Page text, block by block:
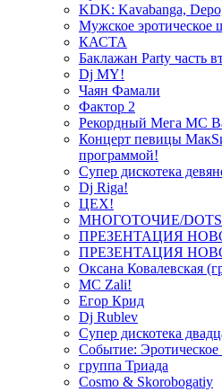
KDK: Kavabanga,
Мужское
КАСТА
Баклажан Party часть
Dj MY!
Чаян Фамали
Фактор 2
Рекордный Мега МС
Концерт певицы
программой!
Супер дискотека
Dj Riga!
ЦЕХ!
МНОГОТОЧИЕ/
ПРЕЗЕНТАЦИЯ
ПРЕЗЕНТАЦИЯ
Оксана Ковалевская
MC Zali!
Егор Крид
Dj Rublev
Супер дискотека
Событие:
группа Триада
Cosmo & Skorobogatiy